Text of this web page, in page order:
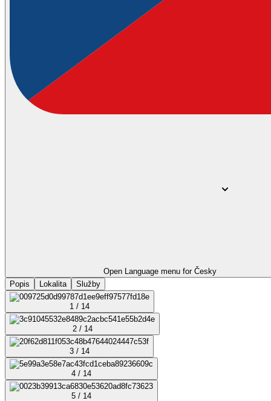
Open Language menu for Česky
Popis
Lokalita Služby
1 / 14
2 / 14
3 / 14
4 / 14
5 / 14